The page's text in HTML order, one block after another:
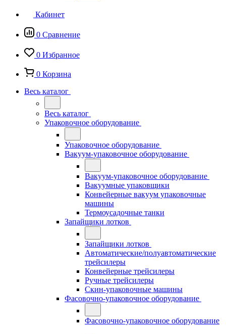
Кабинет
0 Сравнение
0 Избранное
0 Корзина
Весь каталог
Весь каталог
Упаковочное оборудование
Упаковочное оборудование
Вакуум-упаковочное оборудование
Вакуум-упаковочное оборудование
Вакуумные упаковщики
Конвейерные вакуум упаковочные
машины
Термоусадочные танки
Запайщики лотков
Запайщики лотков
Автоматические/полуавтоматические
трейсилеры
Конвейерные трейсилеры
Ручные трейсилеры
Скин-упаковочные машины
Фасовочно-упаковочное оборудование
Фасовочно-упаковочное оборудование